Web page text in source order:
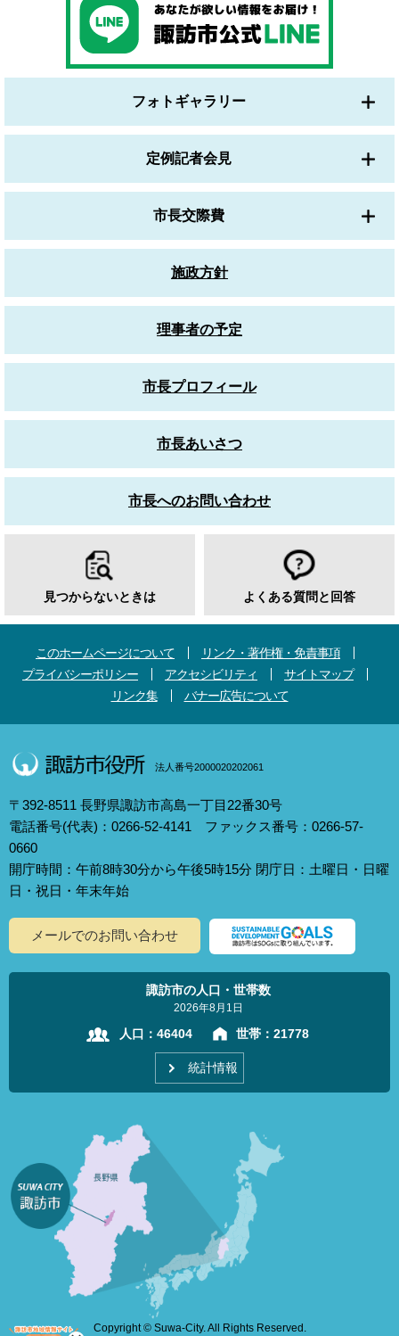
フォトギャラリー
定例記者会見
市長交際費
施政方針
理事者の予定
市長プロフィール
市長あいさつ
市長へのお問い合わせ
見つからないときは よくある質問と回答
このホームページについて
リンク・著作権・免責事項
プライバシーポリシー
アクセシビリティ
サイトマップ
リンク集
バナー広告について
法人番号2000020202061
〒392-8511 長野県諏訪市高島一丁目22番30号
電話番号(代表)：0266-52-4141 ファックス番号：0266-57-
0660
開庁時間：午前8時30分から午後5時15分 閉庁日：土曜日・日曜
日・祝日・年末年始
メールでのお問い合わせ
諏訪市の人口・世帯数
2026年8月1日
人口： 46404 世帯： 21778
統計情報
Copyright © Suwa-City. All Rights Reserved.